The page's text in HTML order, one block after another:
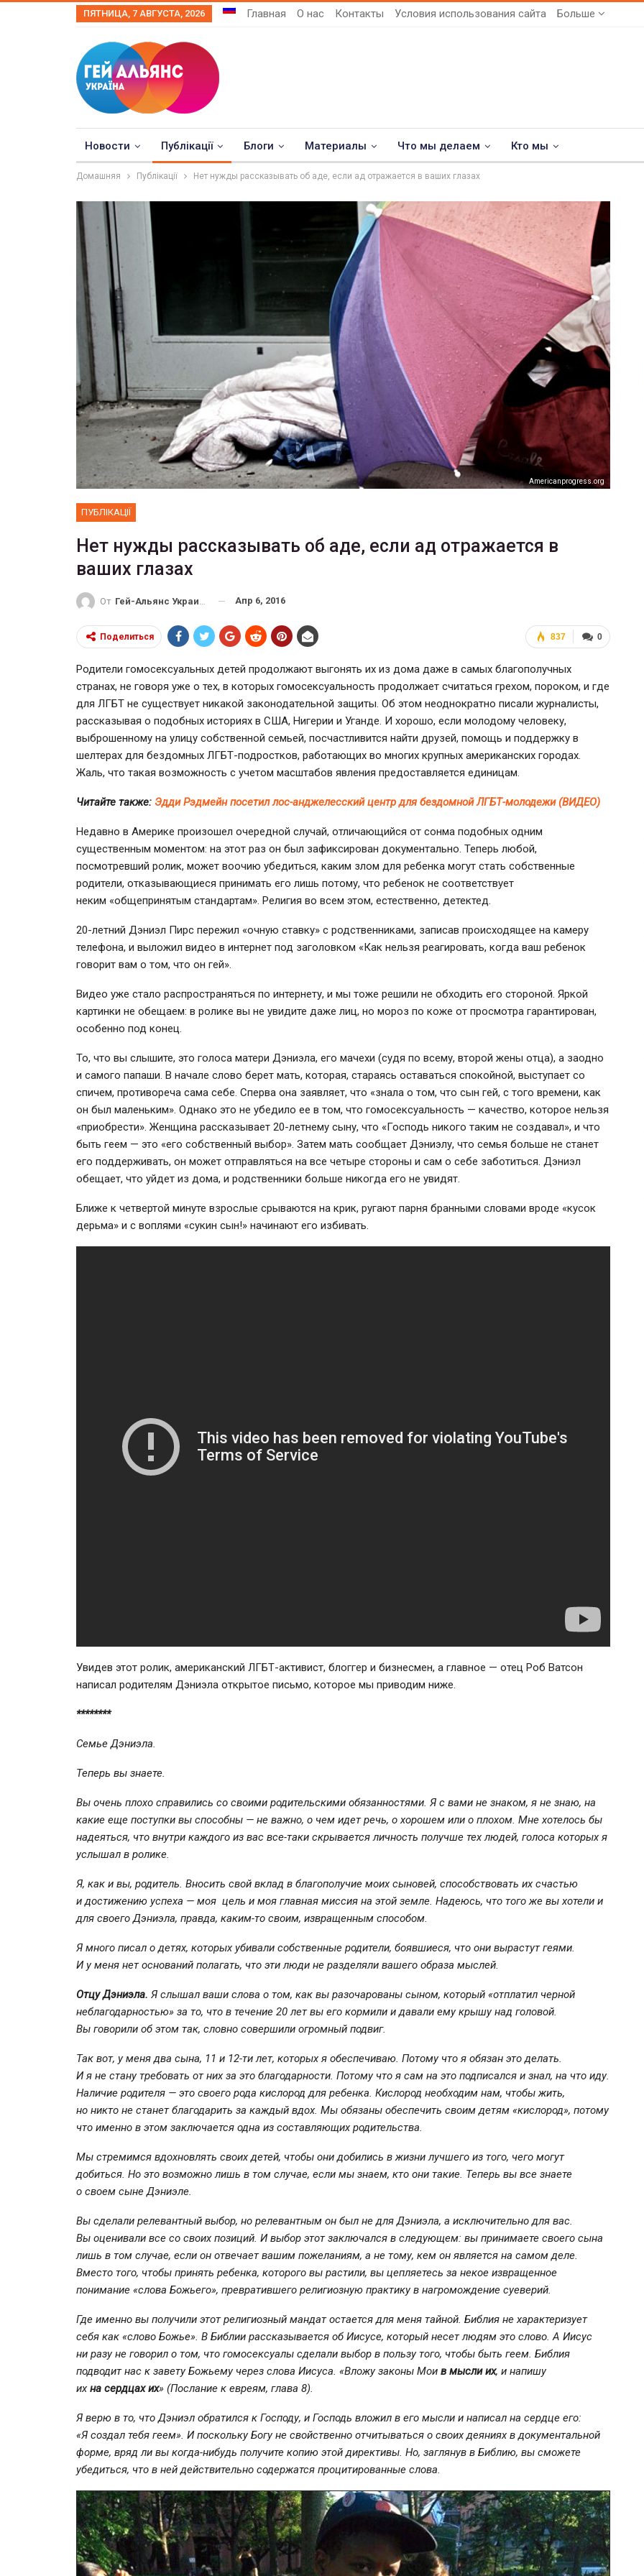
ПЯТНИЦА, 7 АВГУСТА, 2026 Главная О нас Контакты Условия использования сайта Больше
Новости Публікації Блоги Материалы Что мы делаем Кто мы
Домашняя Публікації Нет нужды рассказывать об аде, если ад отражается в ваших глазах
Аmericanprogress.org
ПУБЛІКАЦІЇ
Нет нужды рассказывать об аде, если ад отражается в
ваших глазах
От Гей-Альянс Украина Апр 6, 2016
0
837
Поделиться
Родители гомосексуальных детей продолжают выгонять их из дома даже в самых благополучных
странах, не говоря уже о тех, в которых гомосексуальность продолжает считаться грехом, пороком, и где
для ЛГБТ не существует никакой законодательной защиты. Об этом неоднократно писали журналисты,
рассказывая о подобных историях в США, Нигерии и Уганде. И хорошо, если молодому человеку,
выброшенному на улицу собственной семьей, посчастливится найти друзей, помощь и поддержку в
шелтерах для бездомных ЛГБТ-подростков, работающих во многих крупных американских городах.
Жаль, что такая возможность с учетом масштабов явления предоставляется единицам.
Читайте также: Эдди Рэдмейн посетил лос-анджелесский центр для бездомной ЛГБТ-молодежи (ВИДЕО)
Недавно в Америке произошел очередной случай, отличающийся от сонма подобных одним
существенным моментом: на этот раз он был зафиксирован документально. Теперь любой,
посмотревший ролик, может воочию убедиться, каким злом для ребенка могут стать собственные
родители, отказывающиеся принимать его лишь потому, что ребенок не соответствует
неким «общепринятым стандартам». Религия во всем этом, естественно, детектед.
20-летний Дэниэл Пирс пережил «очную ставку» с родственниками, записав происходящее на камеру
телефона, и выложил видео в интернет под заголовком «Как нельзя реагировать, когда ваш ребенок
говорит вам о том, что он гей».
Видео уже стало распространяться по интернету, и мы тоже решили не обходить его стороной. Яркой
картинки не обещаем: в ролике вы не увидите даже лиц, но мороз по коже от просмотра гарантирован,
особенно под конец.
То, что вы слышите, это голоса матери Дэниэла, его мачехи (судя по всему, второй жены отца), а заодно
и самого папаши. В начале слово берет мать, которая, стараясь оставаться спокойной, выступает со
спичем, противореча сама себе. Сперва она заявляет, что «знала о том, что сын гей, с того времени, как
он был маленьким». Однако это не убедило ее в том, что гомосексуальность — качество, которое нельзя
«приобрести». Женщина рассказывает 20-летнему сыну, что «Господь никого таким не создавал», и что
быть геем — это «его собственный выбор». Затем мать сообщает Дэниэлу, что семья больше не станет
его поддерживать, он может отправляться на все четыре стороны и сам о себе заботиться. Дэниэл
обещает, что уйдет из дома, и родственники больше никогда его не увидят.
Ближе к четвертой минуте взрослые срываются на крик, ругают парня бранными словами вроде «кусок
дерьма» и с воплями «сукин сын!» начинают его избивать.
Увидев этот ролик, американский ЛГБТ-активист, блоггер и бизнесмен, а главное — отец Роб Ватсон
написал родителям Дэниэла открытое письмо, которое мы приводим ниже.
********
Семье Дэниэла.
Теперь вы знаете.
Вы очень плохо справились со своими родительскими обязанностями. Я с вами не знаком, я не знаю, на
какие еще поступки вы способны — не важно, о чем идет речь, о хорошем или о плохом. Мне хотелось бы
надеяться, что внутри каждого из вас все-таки скрывается личность получше тех людей, голоса которых я
услышал в ролике.
Я, как и вы, родитель. Вносить свой вклад в благополучие моих сыновей, способствовать их счастью
и достижению успеха — моя цель и моя главная миссия на этой земле. Надеюсь, что того же вы хотели и
для своего Дэниэла, правда, каким-то своим, извращенным способом.
Я много писал о детях, которых убивали собственные родители, боявшиеся, что они вырастут геями.
И у меня нет оснований полагать, что эти люди не разделяли вашего образа мыслей.
Отцу Дэниэла. Я слышал ваши слова о том, как вы разочарованы сыном, который «отплатил черной
неблагодарностью» за то, что в течение 20 лет вы его кормили и давали ему крышу над головой.
Вы говорили об этом так, словно совершили огромный подвиг.
Так вот, у меня два сына, 11 и 12-ти лет, которых я обеспечиваю. Потому что я обязан это делать.
И я не стану требовать от них за это благодарности. Потому что я сам на это подписался и знал, на что иду.
Наличие родителя — это своего рода кислород для ребенка. Кислород необходим нам, чтобы жить,
но никто не станет благодарить за каждый вдох. Мы обязаны обеспечить своим детям «кислород», потому
что именно в этом заключается одна из составляющих родительства.
Мы стремимся вдохновлять своих детей, чтобы они добились в жизни лучшего из того, чего могут
добиться. Но это возможно лишь в том случае, если мы знаем, кто они такие. Теперь вы все знаете
о своем сыне Дэниэле.
Вы сделали релевантный выбор, но релевантным он был не для Дэниэла, а исключительно для вас.
Вы оценивали все со своих позиций. И выбор этот заключался в следующем: вы принимаете своего сына
лишь в том случае, если он отвечает вашим пожеланиям, а не тому, кем он является на самом деле.
Вместо того, чтобы принять ребенка, которого вы растили, вы цепляетесь за некое извращенное
понимание «слова Божьего», превратившего религиозную практику в нагромождение суеверий.
Где именно вы получили этот религиозный мандат остается для меня тайной. Библия не характеризует
себя как «слово Божье». В Библии рассказывается об Иисусе, который несет людям это слово. А Иисус
ни разу не говорил о том, что гомосексуалы сделали выбор в пользу того, чтобы быть геем. Библия
подводит нас к завету Божьему через слова Иисуса. «Вложу законы Мои в мысли их, и напишу
ихна сердцах их» (Послание к евреям, глава 8).
Я верю в то, что Дэниэл обратился к Господу, и Господь вложил в его мысли и написал на сердце его:
«Я создал тебя геем». И поскольку Богу не свойственно отчитываться о своих деяниях в документальной
форме, вряд ли вы когда-нибудь получите копию этой директивы. Но, заглянув в Библию, вы сможете
убедиться, что в ней действительно содержатся процитированные слова.
ФОТО
Военнослужащие-трансгендеры
ГЕЙ-АЛЬЯНС УКРАИНА Июл 27, 2017 0
ФОТО
В Берлине отпраздновали
легализацию гей-браков
Июл 2, 2017